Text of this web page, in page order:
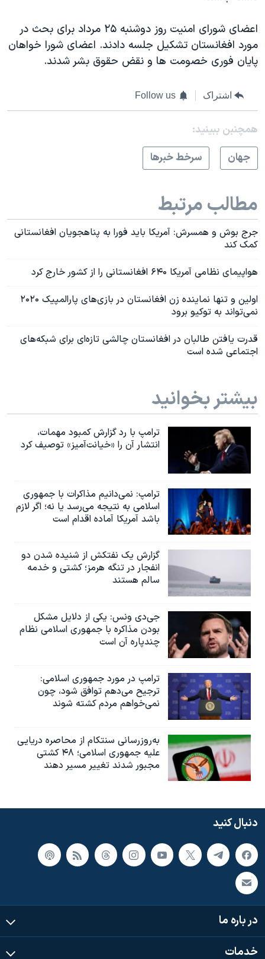
اعضای شورای امنیت روز دوشنبه ۲۵ مرداد برای بحث در
مورد افغانستان تشکیل جلسه دادند. اعضای شورا خواهان
پایان فوری خصومت ها و نقض حقوق بشر شدند.
اشتراک Follow us
همچنبن ببینید:
جهان
سرخط خبرها
مطالب مرتبط
جرج بوش و همسرش: آمریکا باید فورا به پناهجویان افغانستانی
کمک کند
هواپیمای نظامی آمریکا ۶۴۰ افغانستانی را از کشور خارج کرد
اولین و تنها نماینده زن افغانستان در بازی‌های پارالمپیک ۲۰۲۰
نمی‌تواند به توکیو برود
قدرت یافتن طالبان در افغانستان چالشی تازه‌ای برای شبکه‌های
اجتماعی شده است
بیشتر بخوانید
ترامپ با رد گزارش کمبود مهمات،
انتشار آن را «خیانت‌آمیز» توصیف کرد
ترامپ: نمی‌دانیم مذاکرات با جمهوری
اسلامی به نتیجه می‌رسد یا نه؛ اگر لازم
باشد آمریکا آماده اقدام است
گزارش یک نفتکش از شنیده شدن دو
انفجار در تنگه هرمز؛ کشتی و خدمه
سالم هستند
جی‌دی ونس: یکی از دلایل مشکل
بودن مذاکره با جمهوری اسلامی نظام
چندپاره آن است
ترامپ در مورد جمهوری اسلامی:
ترجیح می‌دهم توافق شود، چون
نمی‌خواهم مردم کشته شوند
به‌روزرسانی سنتکام از محاصره دریایی
علیه جمهوری اسلامی؛ ۴۸ کشتی
مجبور شدند تغییر مسیر دهند
دنبال کنید
در باره ما
خدمات